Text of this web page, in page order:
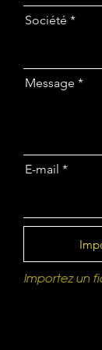
Société
Message
E-mail